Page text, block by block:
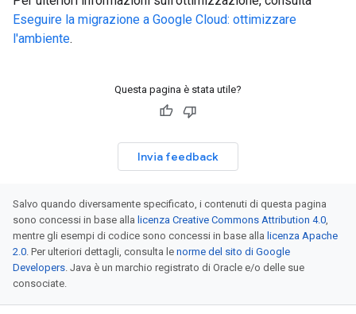
Eseguire la migrazione a Google Cloud: ottimizzare
l'ambiente.
Questa pagina è stata utile?
Invia feedback
Salvo quando diversamente specificato, i contenuti di questa pagina
sono concessi in base alla licenza Creative Commons Attribution 4.0
mentre gli esempi di codice sono concessi in base alla licenza Apache
2.0 . Per ulteriori dettagli, consulta le norme del sito di Google
Developers . Java è un marchio registrato di Oracle e/o delle sue
consociate.